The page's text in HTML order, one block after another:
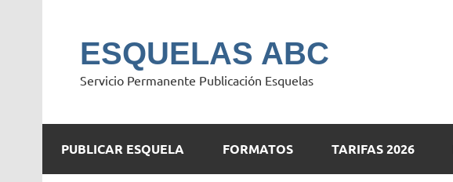
ESQUELAS ABC
Servicio Permanente Publicación Esquelas
PUBLICAR ESQUELA FORMATOS TARIFAS 2026